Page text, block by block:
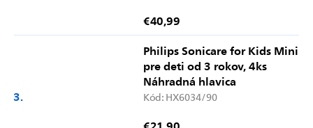
€40,99
Philips Sonicare for Kids Mini
pre deti od 3 rokov, 4ks
Náhradná hlavica
Kód: HX6034/90